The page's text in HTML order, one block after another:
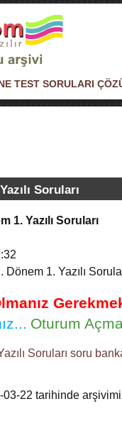
TEST SORULARI
Soruları
1. Yazılı Soruları
1. Yazılı
Oturum
Soruları soru
03-22 tarihinde